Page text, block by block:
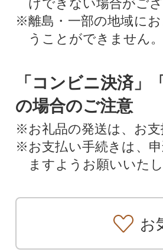
けできない場合がござ
※離島・一部の地域に
うことができません。
「コンビニ決済」
の場合のご注意
※お礼品の発送は、お
※お支払い手続きは、
ますようお願いいたし
お